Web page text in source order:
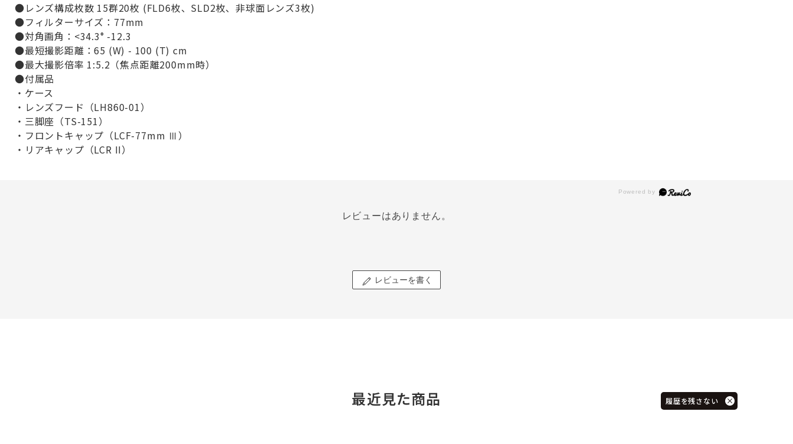
●レンズ構成枚数 15群20枚 (FLD6枚、SLD2枚、非球面レンズ3枚)
●フィルターサイズ：77mm
●対角画角：<34.3° -12.3
●最短撮影距離：65 (W) - 100 (T) cm
●最大撮影倍率 1:5.2（焦点距離200mm時）
●付属品
・ケース
・レンズフード（LH860-01）
・三脚座（TS-151）
・フロントキャップ（LCF-77mm Ⅲ）
・リアキャップ（LCR II）
レビューはありません。
レビューを書く
最近見た商品 履歴を残さない